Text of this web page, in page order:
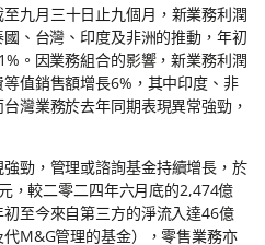
九月三十日止九個月，新業務利潤
、台灣、印度及非洲的推動，年初
。因業務組合的影響，新業務利潤
值銷售額增長6%，其中印度、非
灣業務於去年同期表現異常強勁，
勁，管理或諮詢基金持續增長，於
，較二零二四年六月底的2,474億
至今來自第三方的淨流入達46億
M&G管理的基金），零售業務亦